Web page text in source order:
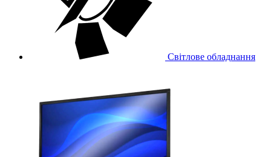
Світлове обладнання